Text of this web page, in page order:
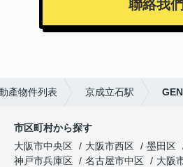
聯絡我們
產物件列表 京成立石駅
市区町村から探す
大阪市中央区
大阪市西区 墨田区
神戸市兵庫区
名古屋市中区 大阪